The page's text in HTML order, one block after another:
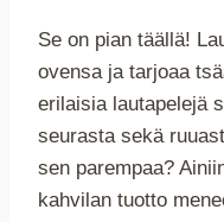
Se on pian täällä!
ovensa ja tarjoaa
erilaisia lautapelejä
seurasta sekä
sen parempaa?
kahvilan tuotto